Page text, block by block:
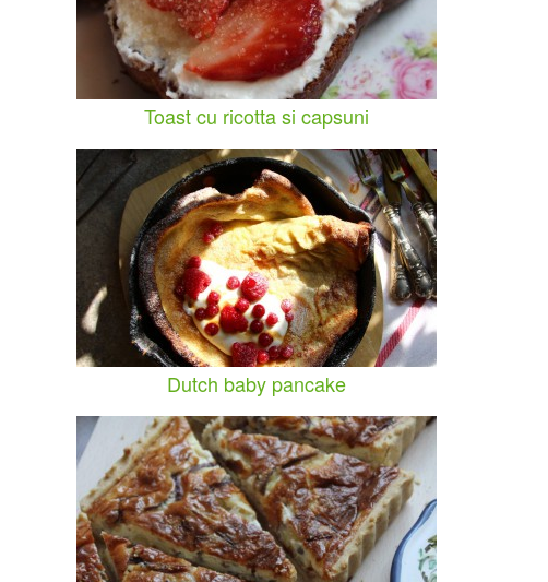
Toast cu ricotta si capsuni
Dutch baby pancake